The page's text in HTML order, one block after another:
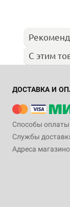
С этим
ДОСТАВКА И
Способы оплаты
Службы
Адреса